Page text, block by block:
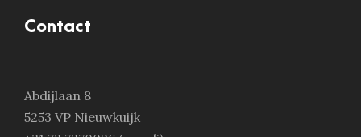
Contact
Abdijlaan 8
5253 VP Nieuwkuijk